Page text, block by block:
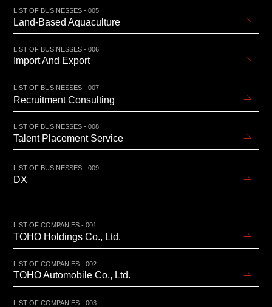
LIST OF BUSINESSES - 005
Land-Based Aquaculture
LIST OF BUSINESSES - 006
Import And Export
LIST OF BUSINESSES - 007
Recruitment Consulting
LIST OF BUSINESSES - 008
Talent Placement Service
LIST OF BUSINESSES - 009
DX
LIST OF COMPANIES - 001
TOHO Holdings Co., Ltd.
LIST OF COMPANIES - 002
TOHO Automobile Co., Ltd.
LIST OF COMPANIES - 003